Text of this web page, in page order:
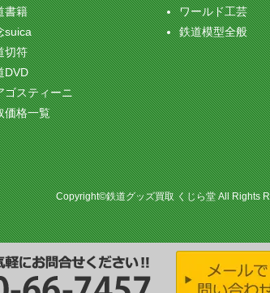
書籍
suica
切符
DVD
ゴスティーニ
価格一覧
ワールド工芸
鉄道模型全般
Copyright©鉄道グッズ買取 くじら堂 All Rights